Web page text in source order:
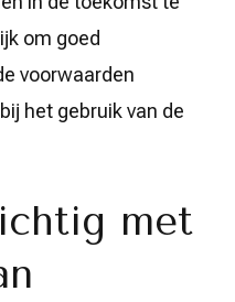
om goed
voorwaarden
het gebruik van de
met